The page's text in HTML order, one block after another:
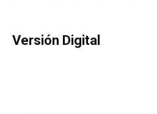
Versión Digital